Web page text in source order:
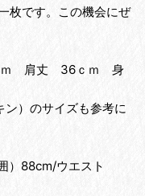
枚です。この機会にぜ
肩丈 36ｃｍ 身
）のサイズも参考に
）88cm/ウエスト